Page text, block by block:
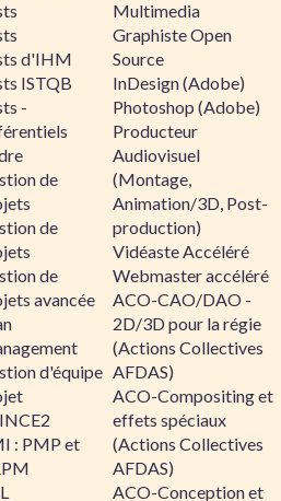
d'IHM
ISTQB
-
de
de
de
avancée
d'équipe
: PMP et
Multimedia
Graphiste Open
Source
InDesign (Adobe)
Photoshop (Adobe)
Producteur
Audiovisuel
(Montage,
Animation/3D, Post-
production)
Vidéaste Accéléré
Webmaster accéléré
ACO-CAO/DAO -
2D/3D pour la régie
(Actions Collectives
AFDAS)
ACO-Compositing et
effets spéciaux
(Actions Collectives
AFDAS)
ACO-Conception et